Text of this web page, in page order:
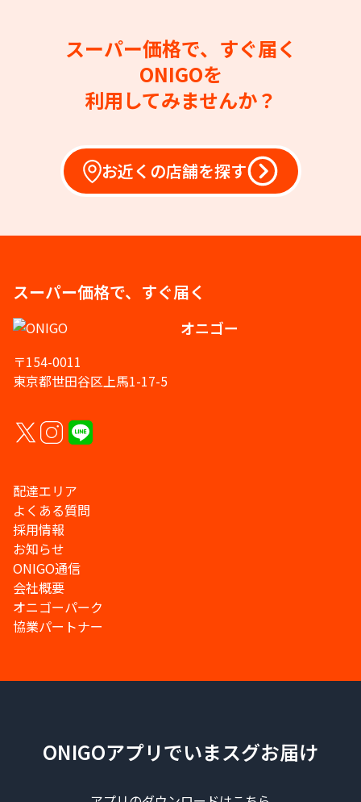
スーパー価格で、すぐ届く
ONIGOを
利用してみませんか？
お近くの店舗を探す
スーパー価格で、すぐ届く
オニゴー
〒154-0011
東京都世田谷区上馬1-17-5
配達エリア
よくある質問
採用情報
お知らせ
ONIGO通信
会社概要
オニゴーパーク
協業パートナー
ONIGOアプリでいまスグお届け